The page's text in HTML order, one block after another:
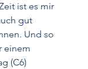
ist es mir
gut
Und so
einem
(C6)